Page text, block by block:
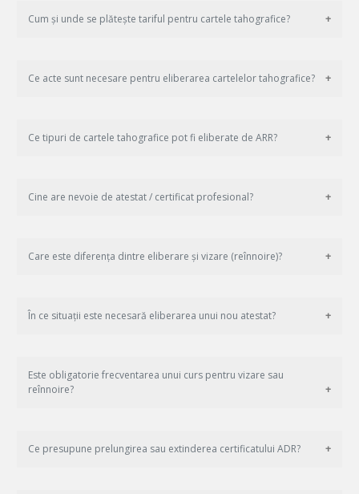
Cum și unde se plătește tariful pentru cartele tahografice?
Ce acte sunt necesare pentru eliberarea cartelelor tahografice?
Ce tipuri de cartele tahografice pot fi eliberate de ARR?
Cine are nevoie de atestat / certificat profesional?
Care este diferența dintre eliberare și vizare (reînnoire)?
În ce situații este necesară eliberarea unui nou atestat?
Este obligatorie frecventarea unui curs pentru vizare sau
reînnoire?
Ce presupune prelungirea sau extinderea certificatului ADR?